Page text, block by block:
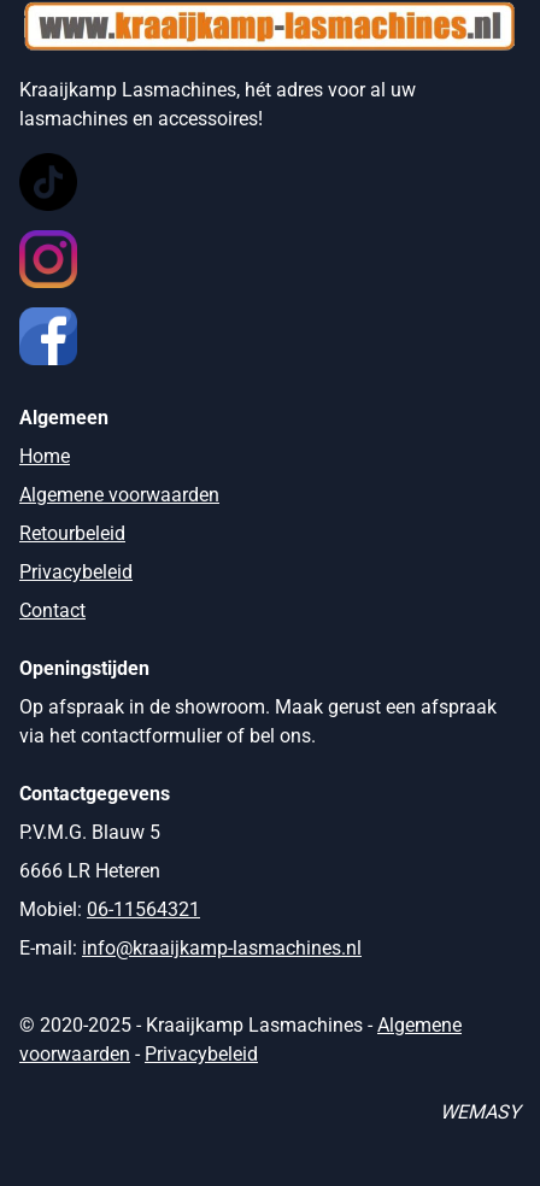
Kraaijkamp Lasmachines, hét adres voor al uw
lasmachines en accessoires!
Algemeen
Home
Algemene voorwaarden
Retourbeleid
Privacybeleid
Contact
Openingstijden
Op afspraak in de showroom. Maak gerust een afspraak
via het contactformulier of bel ons.
Contactgegevens
P.V.M.G. Blauw 5
6666 LR Heteren
Mobiel: 06-11564321
E-mail: info@kraaijkamp-lasmachines.nl
© 2020-2025 - Kraaijkamp Lasmachines -Algemene
voorwaarden - Privacybeleid
WEMASY